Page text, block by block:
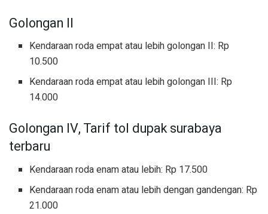
Golongan II
Kendaraan roda empat atau lebih golongan II: Rp
10.500
Kendaraan roda empat atau lebih golongan III: Rp
14.000
Golongan IV, Tarif tol dupak surabaya
terbaru
Kendaraan roda enam atau lebih: Rp 17.500
Kendaraan roda enam atau lebih dengan gandengan: Rp
21.000